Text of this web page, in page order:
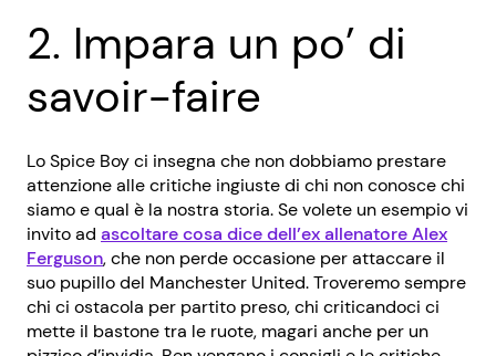
2. Impara un po’ di
savoir-faire
Lo Spice Boy ci insegna che non dobbiamo prestare
attenzione alle critiche ingiuste di chi non conosce chi
siamo e qual è la nostra storia. Se volete un esempio vi
invito ad ascoltare cosa dice dell’ex allenatore Alex
Ferguson, che non perde occasione per attaccare il
suo pupillo del Manchester United. Troveremo sempre
chi ci ostacola per partito preso, chi criticandoci ci
mette il bastone tra le ruote, magari anche per un